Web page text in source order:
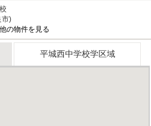
市)
の物件を見る
平城西中学校学区域